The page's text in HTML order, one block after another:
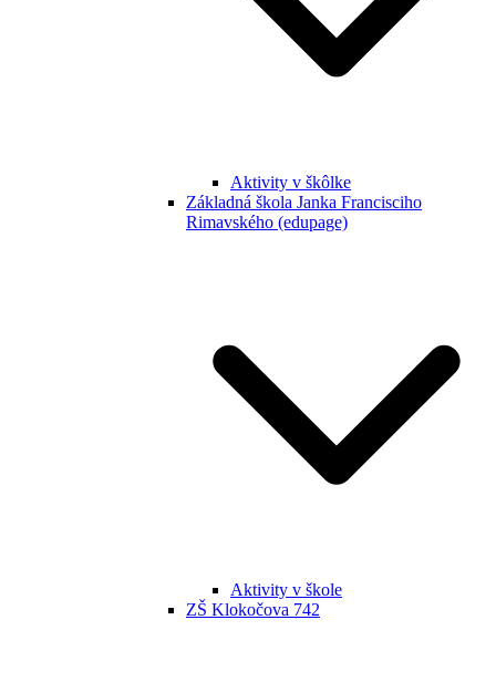
Aktivity v škôlke
Základná škola Janka Francisciho
Rimavského (edupage)
Aktivity v škole
ZŠ Klokočova 742